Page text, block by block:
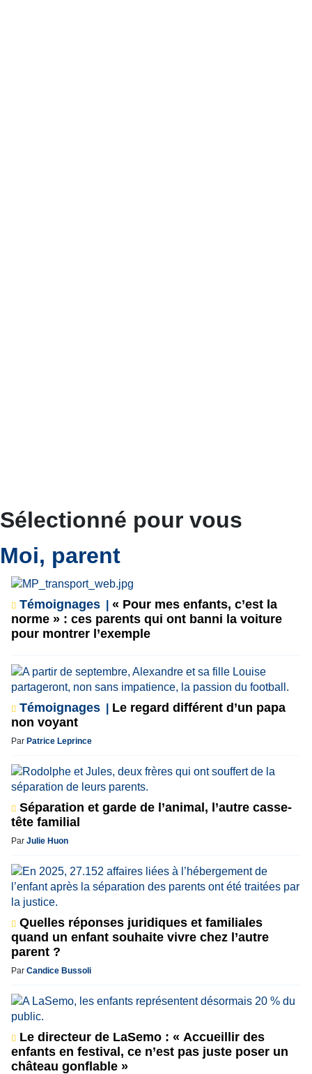
Sélectionné pour vous
Moi, parent
Témoignages
« Pour mes enfants, c’est la
norme » : ces parents qui ont banni la voiture
pour montrer l’exemple
Témoignages
Le regard différent d’un papa
non voyant
Par Patrice Leprince
Séparation et garde de l’animal, l’autre casse-
tête familial
Par Julie Huon
Quelles réponses juridiques et familiales
quand un enfant souhaite vivre chez l’autre
parent ?
Par Candice Bussoli
Le directeur de LaSemo : « Accueillir des
enfants en festival, ce n’est pas juste poser un
château gonflable »